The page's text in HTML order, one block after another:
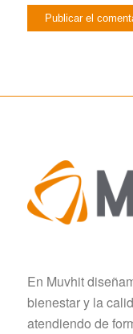
En Muvhit
bienestar y la
atendiendo de